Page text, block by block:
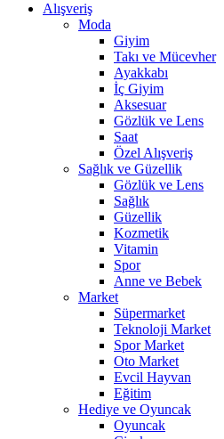
Alışveriş
Moda
Giyim
Takı ve Mücevher
Ayakkabı
İç Giyim
Aksesuar
Gözlük ve Lens
Saat
Özel Alışveriş
Sağlık ve Güzellik
Gözlük ve Lens
Sağlık
Güzellik
Kozmetik
Vitamin
Spor
Anne ve Bebek
Market
Süpermarket
Teknoloji Market
Spor Market
Oto Market
Evcil Hayvan
Eğitim
Hediye ve Oyuncak
Oyuncak